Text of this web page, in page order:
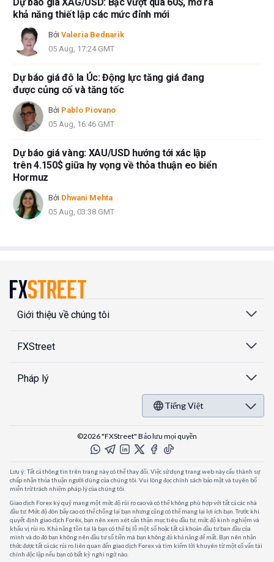
khả năng thiết lập các mức đỉnh mới
Bởi Valeria Bednarik
05 Aug, 17:24 GMT
Dự báo giá đô la Úc: Động lực tăng giá đang
được củng cố và tăng tốc
Bởi Pablo Piovano
05 Aug, 16:46 GMT
Dự báo giá vàng: XAU/USD hướng tới xác lập
trên 4.150$ giữa hy vọng về thỏa thuận eo biển
Hormuz
Bởi Dhwani Mehta
05 Aug, 03:38 GMT
Giới thiệu về chúng tôi
FXStreet
Pháp lý
Tiếng Việt
©2026 "FXStreet" Bảo lưu mọi quyền
Lưu ý: Tất cả thông tin trên trang này có thể thay đổi. Việc sử dụng trang web này cấu thành sự
chấp nhận thỏa thuận người dùng của chúng tôi. Vui lòng đọc chính sách bảo mật và tuyên bố
miễn trừ trách nhiệm pháp lý của chúng tôi.
Giao dịch Forex ký quỹ mang một mức độ rủi ro cao và có thể không phù hợp với tất cả các nhà
đầu tư. Mức độ đòn bẩy cao có thể chống lại bạn nhưng cũng có thể mang lại lợi ích bạn. Trước khi
quyết định giao dịch Forêx, bạn nên xem xét cẩn thận mục tiêu đầu tư, mức độ kinh nghiệm và
khẩu vị rủi ro. Khả năng tồn tại là bạn có thể bị lỗ một số hoặc tất cả khoản đầu tư ban đầu của
mình và do đó bạn không nên đầu tư số tiền mà bạn không đủ khả năng để mất. Bạn nên nhận
thức được tất cả các rủi ro liên quan đến giao dịch Forex và tìm kiếm lời khuyên từ một cố vấn tài
chính độc lập nếu bạn có bất kỳ nghi ngờ nào.